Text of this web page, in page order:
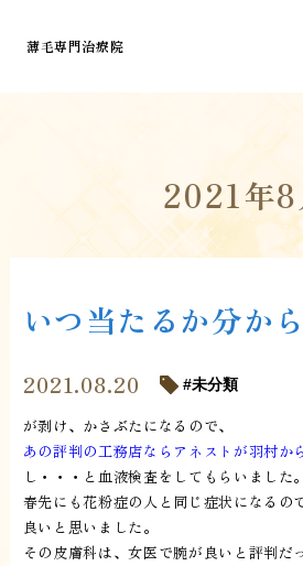
薄毛専門治療院
2021年8
いつ当たるか分か
2021.08.20 未分類
が剥け、かさぶたになるので、
あの評判の工務店ならアネストが羽村か
し・・・と血液検査をしてもらいました。
春先にも花粉症の人と同じ症状になるの
良いと思いました。
その皮膚科は、女医で腕が良いと評判だ